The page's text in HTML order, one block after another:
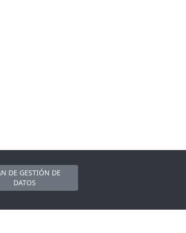
DE GESTIÓN DE
DATOS